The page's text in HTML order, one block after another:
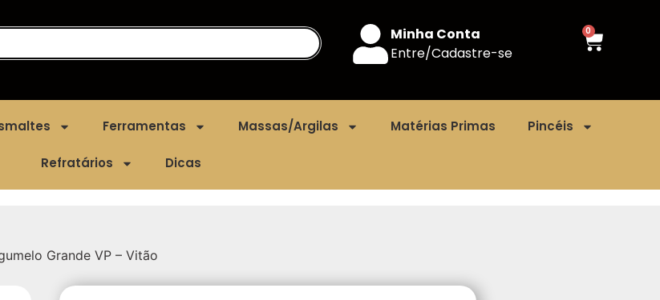
Minha Conta
Entre/Cadastre-se
0
Ferramentas Massas/Argilas Matérias Primas Pincéis
Refratários Dicas
Grande VP – Vitão